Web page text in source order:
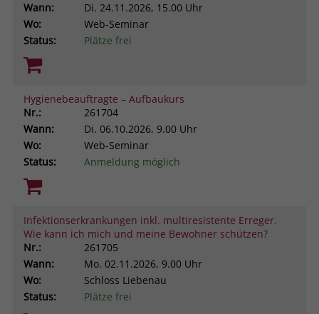
Wann:
Di. 24.11.2026, 15.00 Uhr
Wo:
Web-Seminar
Status:
Plätze frei
Hygienebeauftragte – Aufbaukurs
Nr.:
261704
Wann:
Di. 06.10.2026, 9.00 Uhr
Wo:
Web-Seminar
Status:
Anmeldung möglich
Infektionserkrankungen inkl. multiresistente Erreger.
Wie kann ich mich und meine Bewohner schützen?
Nr.:
261705
Wann:
Mo. 02.11.2026, 9.00 Uhr
Wo:
Schloss Liebenau
Status:
Plätze frei